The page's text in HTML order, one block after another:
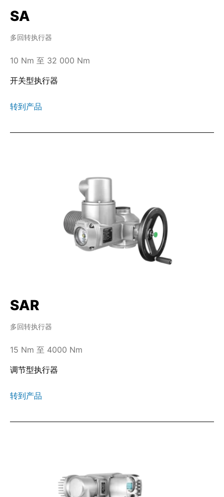
SA
多回转执行器
10 Nm 至 32 000 Nm
开关型执行器
转到产品
SAR
多回转执行器
15 Nm 至 4000 Nm
调节型执行器
转到产品